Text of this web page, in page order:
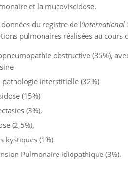
et la mucoviscidose.
données du registre de l’International
pulmonaires réalisées au cours
obstructive (35%),
pathologie interstitielle (32%)
(15%)
(3%),
(2,5%),
kystiques (1%)
Pulmonaire idiopathique (3%).